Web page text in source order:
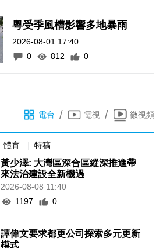
粵受季風槽影響多地暴雨
2026-08-01 17:40
0
812 0
電台 / 電視 / 微視頻
體育 特稿
黃少澤: 大灣區深合區縱深推進帶
來法治建設全新機遇
2026-08-08 11:40
1197
0
譚偉文要求都更公司探索多元更新
模式